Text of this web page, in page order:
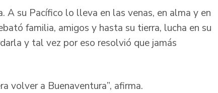
A su Pacífico lo lleva en las venas, en alma y en
familia, amigos y hasta su tierra, lucha en su
y tal vez por eso resolvió que jamás
volver a Buenaventura”, afirma.